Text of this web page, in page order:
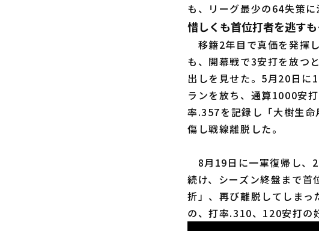
も、リーグ最少の64失策に
惜しくも首位打者を逃す
移籍2年目で真価を発揮
も、開幕戦で3安打を放つ
出しを見せた。5月20日に
ランを放ち、通算1000安
率.357を記録し「大樹生
傷し戦線離脱した。
8月19日に一軍復帰し、
続け、シーズン終盤まで
折」、再び離脱してしま
の、打率.310、120安打の